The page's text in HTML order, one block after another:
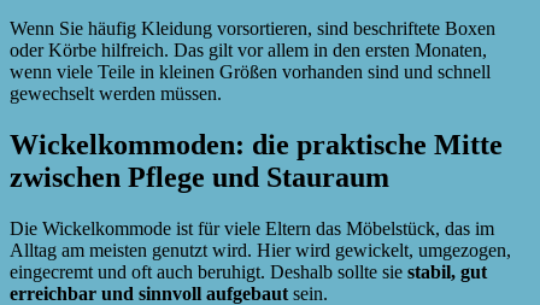
Wenn Sie häufig Kleidung vorsortieren, sind beschriftete Boxen
oder Körbe hilfreich. Das gilt vor allem in den ersten Monaten,
wenn viele Teile in kleinen Größen vorhanden sind und schnell
gewechselt werden müssen.
Wickelkommoden: die praktische Mitte
zwischen Pflege und Stauraum
Die Wickelkommode ist für viele Eltern das Möbelstück, das im
Alltag am meisten genutzt wird. Hier wird gewickelt, umgezogen,
eingecremt und oft auch beruhigt. Deshalb sollte sie stabil, gut
erreichbar und sinnvoll aufgebaut sein.